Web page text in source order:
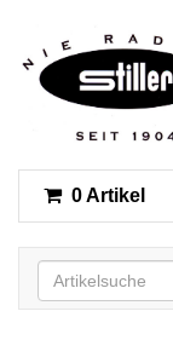
0 Artikel